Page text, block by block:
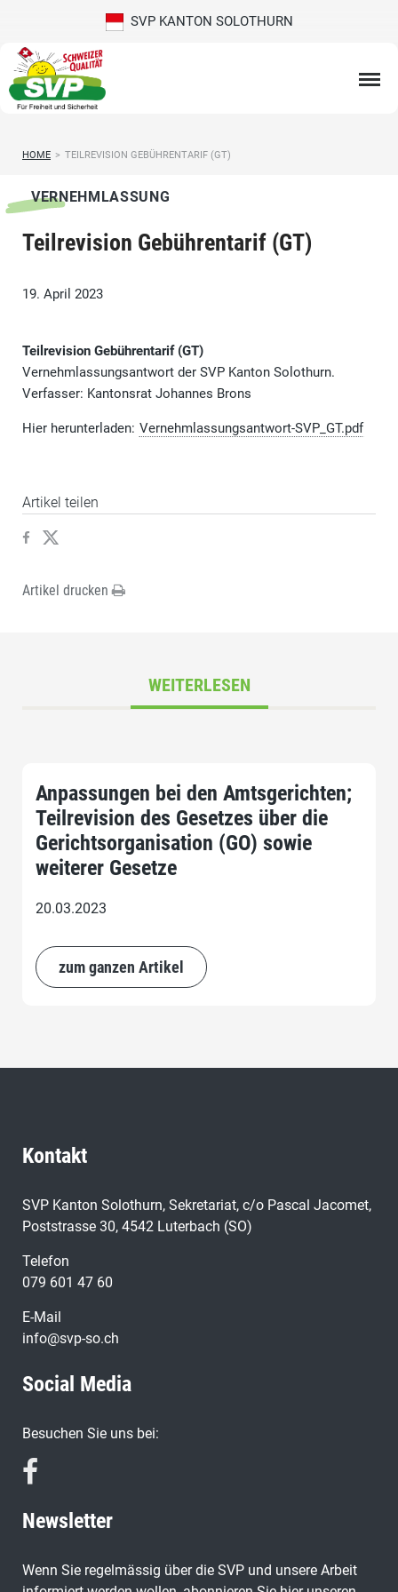
SVP KANTON SOLOTHURN
HOME > TEILREVISION GEBÜHRENTARIF (GT)
VERNEHMLASSUNG
Teilrevision Gebührentarif (GT)
19. April 2023
Teilrevision Gebührentarif (GT)
Vernehmlassungsantwort der SVP Kanton Solothurn.
Verfasser: Kantonsrat Johannes Brons
Hier herunterladen: Vernehmlassungsantwort-SVP_GT.pdf
Artikel teilen
Artikel drucken
WEITERLESEN
Anpassungen bei den Amtsgerichten;
Teilrevision des Gesetzes über die
Gerichtsorganisation (GO) sowie
weiterer Gesetze
20.03.2023
zum ganzen Artikel
Kontakt
SVP Kanton Solothurn, Sekretariat, c/o Pascal Jacomet,
Poststrasse 30, 4542 Luterbach (SO)
Telefon
079 601 47 60
E-Mail
info@svp-so.ch
Social Media
Besuchen Sie uns bei:
Newsletter
Wenn Sie regelmässig über die SVP und unsere Arbeit